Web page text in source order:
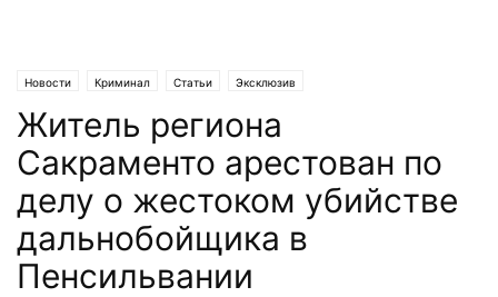
Новости Криминал Статьи Эксклюзив
Житель региона
Сакраменто арестован по
делу о жестоком убийстве
дальнобойщика в
Пенсильвании